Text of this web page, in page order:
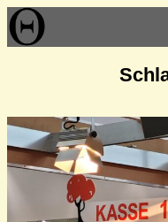
Zum
Inhalt